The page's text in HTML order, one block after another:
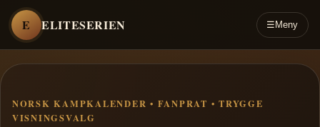
E ELITESERIEN ☰ Meny
NORSK KAMPKALENDER • FANPRAT • TRYGGE
VISNINGSVALG